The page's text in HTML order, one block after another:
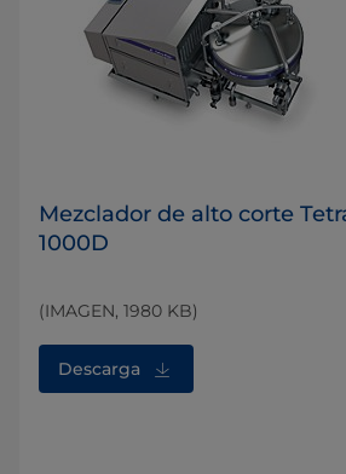
Mezclador de alto corte
1000D
(IMAGEN, 1980 KB)
Descarga